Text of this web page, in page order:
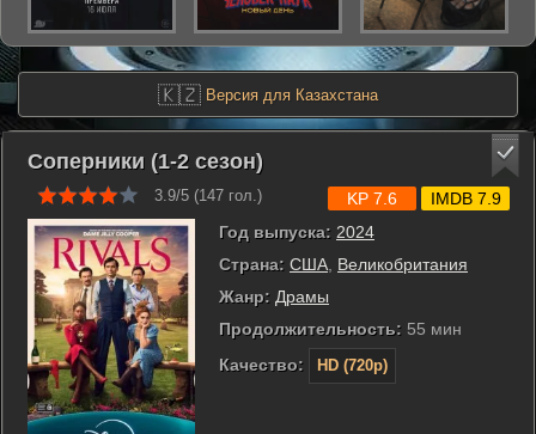
🇰🇿 Версия для Казахстана
Соперники (1-2 сезон)
3.9/5 (147 гол.)
Год выпуска: 2024
Страна: США Великобритания
Жанр: Драмы
Продолжительность: 55 мин
Качество:
HD (720p)
KP 7.6 IMDB 7.9